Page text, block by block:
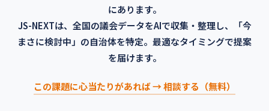
にあります。
JS-NEXTは、全国の議会データをAIで収集・整理し、「今
まさに検討中」の自治体を特定。最適なタイミングで提案
を届けます。
この課題に心当たりがあれば → 相談する（無料）